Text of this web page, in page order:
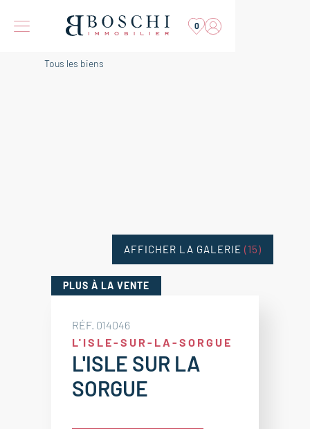
0
Tous les biens
PLUS À LA VENTE
RÉF. 014046
L'ISLE-SUR-LA-SORGUE
L'ISLE SUR LA
SORGUE
AFFICHER LA GALERIE (15)